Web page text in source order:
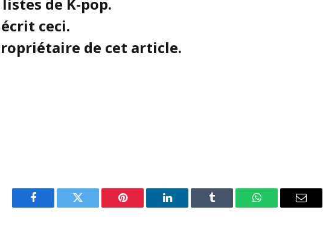
de K-pop.
écrit ceci.
de cet article.
Facebook Twitter Pinterest LinkedIn Tumblr WhatsAppEmail